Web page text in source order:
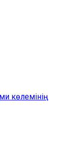
көлемінің